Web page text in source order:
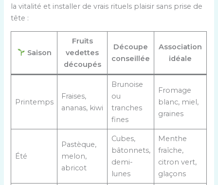
la vitalité et installer de vrais rituels plaisir sans prise de
tête :
Saison
Fruits
vedettes
découpés
Découpe
conseillée
Association
idéale
Printemps
Fraises,
ananas, kiwi
Brunoise
ou
tranches
fines
Fromage
blanc, miel,
graines
Été
Pastèque,
melon,
abricot
Cubes,
bâtonnets,
demi-
lunes
Menthe
fraîche,
citron vert,
glaçons